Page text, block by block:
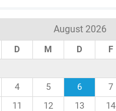
August 2026
D M D F
4 5 6 7
11 12 13 14